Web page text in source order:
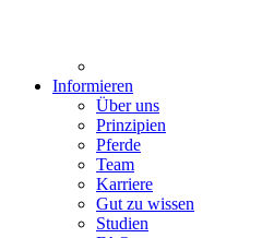
Informieren
Über uns
Prinzipien
Pferde
Team
Karriere
Gut zu wissen
Studien